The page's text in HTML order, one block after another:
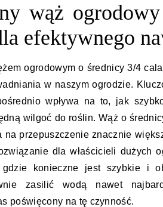
wąż
efektywnego
ogrodowym o średnicy 3/4
w naszym ogrodzie.
wpływa na to, jak
wilgoć do roślin. Wąż o
na przepuszczenie znacznie
dla właścicieli dużych
gdzie konieczne jest szybkie i
zasilić wodą nawet
poświęcony na tę czynność.